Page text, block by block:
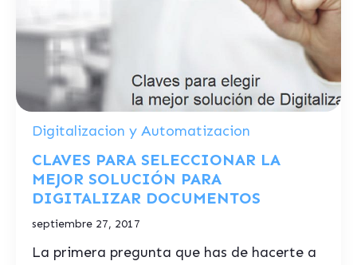
Digitalizacion y Automatizacion
CLAVES PARA SELECCIONAR LA
MEJOR SOLUCIÓN PARA
DIGITALIZAR DOCUMENTOS
septiembre 27, 2017
La primera pregunta que has de hacerte a